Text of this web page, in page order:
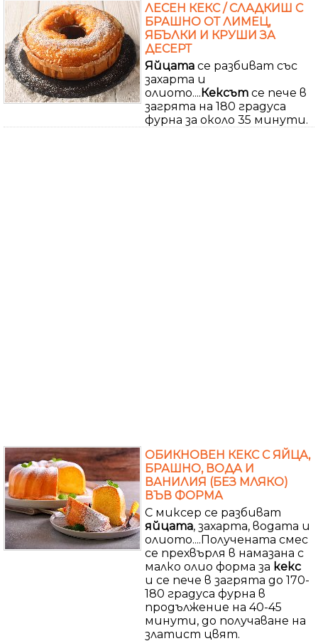
ЛЕСЕН КЕКС / СЛАДКИШ С
БРАШНО ОТ ЛИМЕЦ,
ЯБЪЛКИ И КРУШИ ЗА
ДЕСЕРТ
Яйцата се разбиват със
захарта и
олиото....Кексът се пече в
загрята на 180 градуса
фурна за около 35 минути.
ОБИКНОВЕН КЕКС С ЯЙЦА,
БРАШНО, ВОДА И
ВАНИЛИЯ (БЕЗ МЛЯКО)
ВЪВ ФОРМА
С миксер се разбиват
яйцата, захарта, водата и
олиото....Получената смес
се прехвърля в намазана с
малко олио форма за кекс
и се пече в загрята до 170-
180 градуса фурна в
продължение на 40-45
минути, до получаване на
златист цвят.